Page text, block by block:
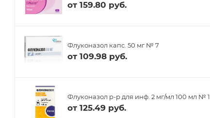
от 159.80 руб.
Флуконазол капс. 50 мг № 7
от 109.98 руб.
Флуконазол р-р для инф. 2 мг/мл 100 мл № 1
от 125.49 руб.